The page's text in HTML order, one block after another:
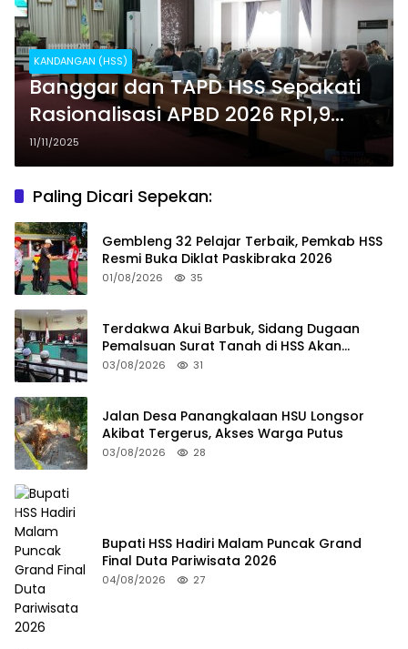
KANDANGAN (HSS)
Banggar dan TAPD HSS Sepakati
Rasionalisasi APBD 2026 Rp1,9
Triliun
11/11/2025
Paling Dicari Sepekan:
Gembleng 32 Pelajar Terbaik, Pemkab HSS
Resmi Buka Diklat Paskibraka 2026
01/08/2026 35
Terdakwa Akui Barbuk, Sidang Dugaan
Pemalsuan Surat Tanah di HSS Akan
Berlanjut Tuntutan JPU
03/08/2026 31
Jalan Desa Panangkalaan HSU Longsor
Akibat Tergerus, Akses Warga Putus
03/08/2026 28
Bupati HSS Hadiri Malam Puncak Grand
Final Duta Pariwisata 2026
04/08/2026 27